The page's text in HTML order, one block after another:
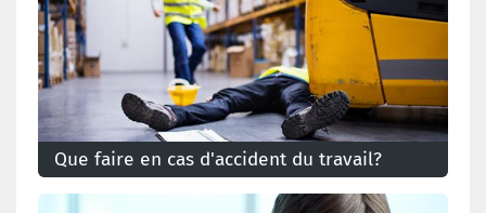
Que faire en cas d'accident du travail?
Qu'est-ce qu'un accident du travail et qu'en est-il de
votre salaire? Que devez-vous faire auprès de votre